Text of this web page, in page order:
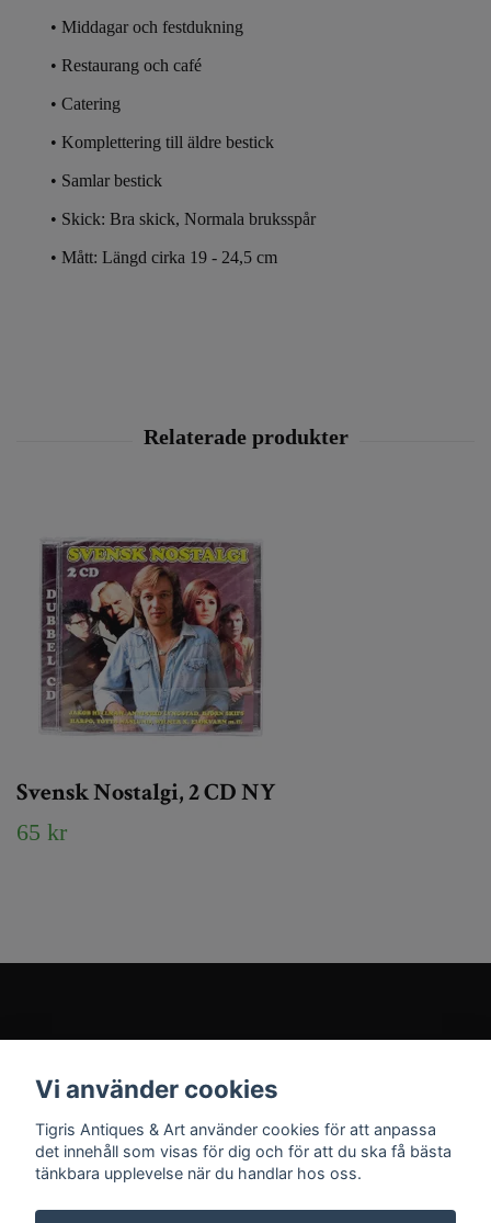
• Middagar och festdukning
• Restaurang och café
• Catering
• Komplettering till äldre bestick
• Samlar bestick
• Skick: Bra skick, Normala bruksspår
• Mått: Längd cirka 19 - 24,5 cm
Svensk Nostalgi, 2 CD NY
65 kr
Sociala medier
Vi använder cookies
Tigris Antiques & Art använder cookies för att anpassa
det innehåll som visas för dig och för att du ska få bästa
tänkbara upplevelse när du handlar hos oss.